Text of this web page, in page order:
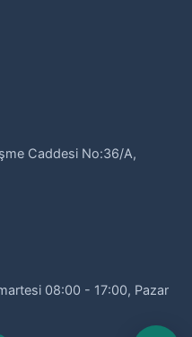
Caddesi No:36/A,
08:00 - 17:00, Pazar